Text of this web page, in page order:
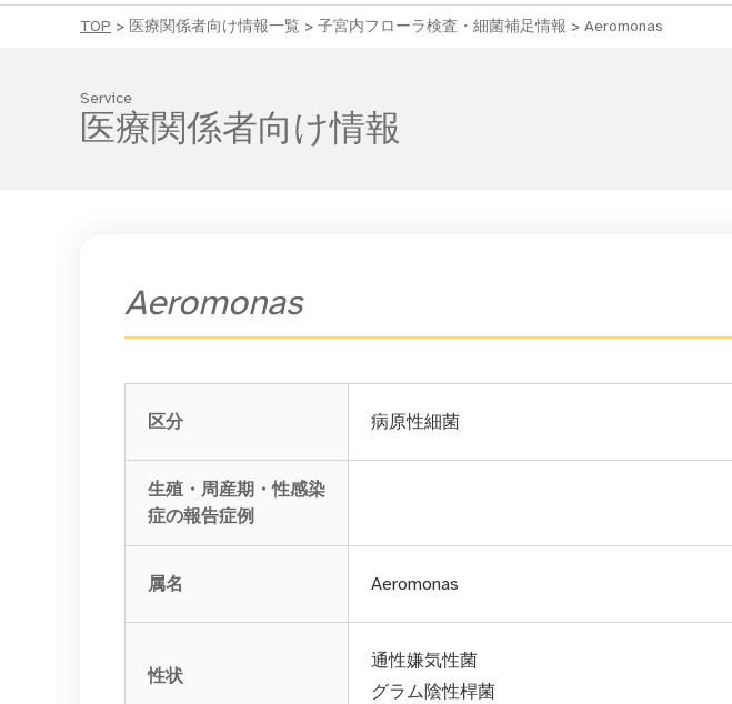
TOP > 医療関係者向け情報一覧 > 子宮内フローラ検査・細菌補足情報 > Aeromonas
Service
医療関係者向け情報
Aeromonas
区分 病原性細菌
生殖・周産期・性感染
症の報告症例
属名 Aeromonas
性状
通性嫌気性菌
グラム陰性桿菌